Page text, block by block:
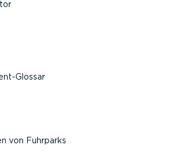
Glossar
von Fuhrparks